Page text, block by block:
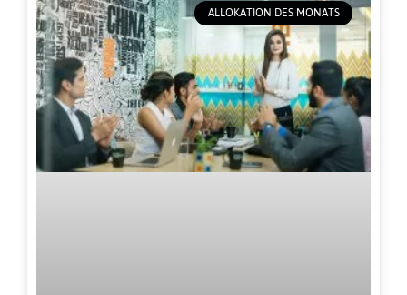
ALLOKATION DES MONATS